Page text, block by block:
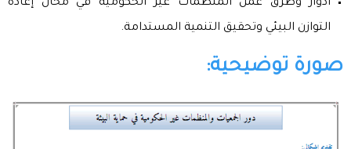
أدوار وطرق عمل المنظمات غير الحكومية في محال إعادة
التوازن البيئي وتحقيق التنمية المستدامة.
صورة توضيحية: